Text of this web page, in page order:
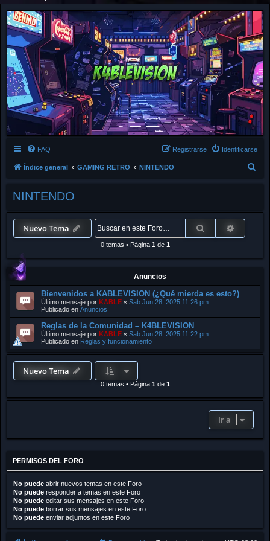
FAQ Identificarse
Registrarse
Índice general GAMING RETRO NINTENDO
NINTENDO
Nuevo Tema Buscar
0 temas • Página 1 de 1
Anuncios
Bienvenidos a KABLEVISION (¿Qué mierda es esto?)
Último mensaje por KABLE « Sab Jun 28, 2025 11:26 pm
Publicado en Anuncios
Reglas de la Comunidad – K4BLEVISION
Último mensaje por KABLE « Sab Jun 28, 2025 11:22 pm
Publicado en Reglas y funcionamiento
Nuevo Tema
0 temas • Página 1 de 1
Ir a
PERMISOS DEL FORO
No puede abrir nuevos temas en este Foro
No puede responder a temas en este Foro
No puede editar sus mensajes en este Foro
No puede borrar sus mensajes en este Foro
No puede enviar adjuntos en este Foro